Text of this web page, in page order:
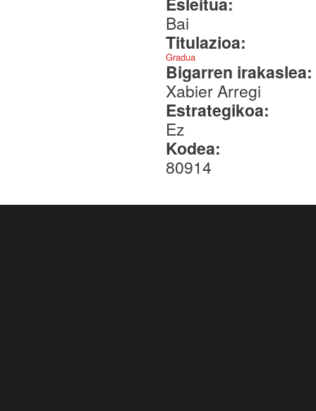
Bai
Titulazioa:
Gradua
Bigarren irakaslea:
Xabier Arregi
Estrategikoa:
Ez
Kodea:
80914